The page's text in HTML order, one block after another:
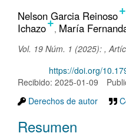
Contenido
principal
del
artículo
Nelson Garcia Reinoso+
Ichazo+ María
Vol. 19 Núm. 1 (2025): ,
https://doi.org/
Recibido: 2025-01-09
Derechos de autor
Resumen